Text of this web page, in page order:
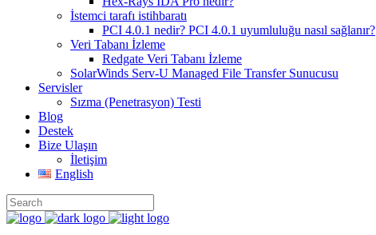
İstemci tarafı istihbaratı
PCI 4.0.1 nedir? PCI 4.0.1 uyumluluğu nasıl sağlanır?
Veri Tabanı İzleme
Redgate Veri Tabanı İzleme
SolarWinds Serv-U Managed File Transfer Sunucusu
Servisler
Sızma (Penetrasyon) Testi
Blog
Destek
Bize Ulaşın
İletişim
English